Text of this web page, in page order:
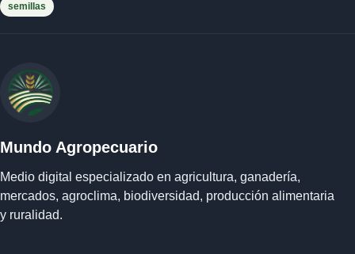
semillas
Mundo Agropecuario
Medio digital especializado en agricultura, ganadería,
mercados, agroclima, biodiversidad, producción alimentaria
y ruralidad.